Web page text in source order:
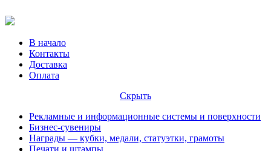
В начало
Контакты
Доставка
Оплата
Скрыть
Рекламные и информационные системы и поверхности
Бизнес-сувениры
Награды — кубки, медали, статуэтки, грамоты
Печати и штампы